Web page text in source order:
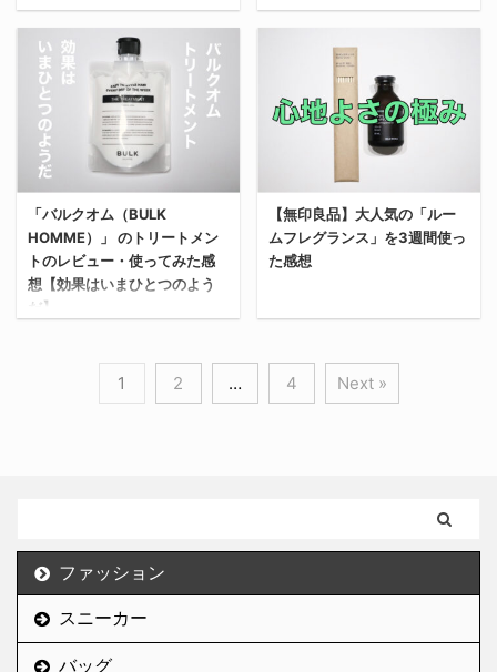
ェルクレンジング」がお
すすめだ。 なぜなら、
「マイルドジェルクレン
ジング」のほうが綺麗に
メイクを落とせるから。
もし今どちらを買おうか
迷っているなら、「マイ
ルドジェルクレンジン
グ」を選ぶことをおすす
めする。 これから「実際
に使ってみた使用感」を
写真つきで紹介するか ...
している人はぜひ参考に
「MINON（ミノン）ア
ミノモイスト モイストチ
ャージミルク」はとても
良い◎ 結論、
「MINON（ミノン）ア
ミノモイスト モイストチ
ャージミルク」はめちゃ
くちゃ良かった。 なぜな
...
今回は乾燥肌に悩む25歳
男性（俺）が「白潤」の
化粧水を使用した感想を
書いていく。 「極潤」と
「白潤」の違いや、「白
潤」の化粧水の使い心地
についても紹介していく
から、今購入を検討して
いる人は参考にしてほし
い。 乾燥してカサついた
肌は清潔感を爆下げする
そもそも、なぜ俺が今回
するに至ったのかをはじ
めに解説する。 というの
し最高！」と思っていた
んだけど、25歳を過ぎた
俺の肌に変化 ...
今回は、無印良品から発
売されている2種類の洗
顔料を使い比べてみた感
想を書いていく。 結論、
価格差に見合う違いはな
い。 なぜそう思ったの
か、解説していく。 「マ
イルド洗顔フォーム」と
「マイルド保湿洗顔フォ
「マイルド洗顔フォー
顔フォーム」について、
価格差に見合うだけの違
俺は感じられなかった。
かな ...
「バルクオム（BULK
HOMME）」 のトリートメン
トのレビュー・使ってみた感
想【効果はいまひとつのよう
だ】
今回はバルクオム
だ（ポケモン風） バルク
オム（BULK HOMME）
とは？
https://company.bulk.c
o.jp/member バルクオム
【無印良品】大人気の「ルー
ムフレグランス」を3週間使っ
た感想
品のルームフレグランス
（正式名称：インテリア
だ！」って人の参考にな
れば嬉しい。 無印良品の
1 2 … 4 Next »
ファッション
スニーカー
バッグ